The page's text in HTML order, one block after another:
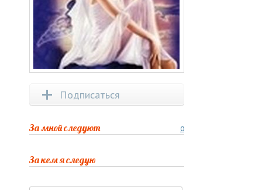
Подписаться
0
За мной следуют
За кем я следую